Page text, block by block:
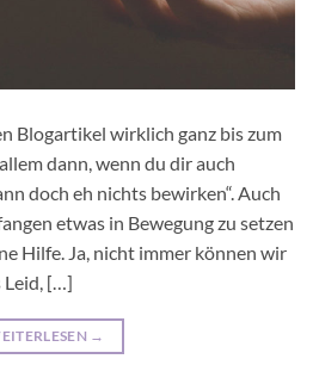
Blogartikel wirklich ganz bis zum
dann, wenn du dir auch
doch eh nichts bewirken“. Auch
etwas in Bewegung zu setzen
Hilfe. Ja, nicht immer können wir
Leid, […]
→